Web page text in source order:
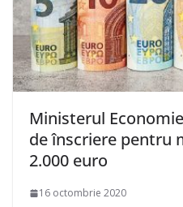
Ministerul
de înscriere pentru
2.000 euro
16 octombrie 2020